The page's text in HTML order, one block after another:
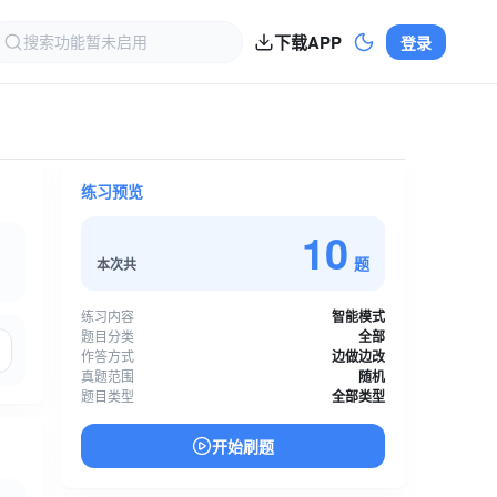
下载APP 登录
练习预览
本次共 10 题
练习内容 智能模式
题目分类 全部
作答方式 边做边改
真题范围 随机
题目类型 全部类型
开始刷题